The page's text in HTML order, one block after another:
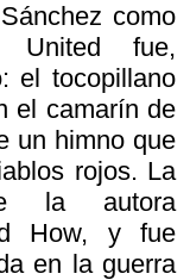
como
United fue,
el tocopillano
el camarín de
un himno que
rojos. La
la autora
How, y fue
en la guerra